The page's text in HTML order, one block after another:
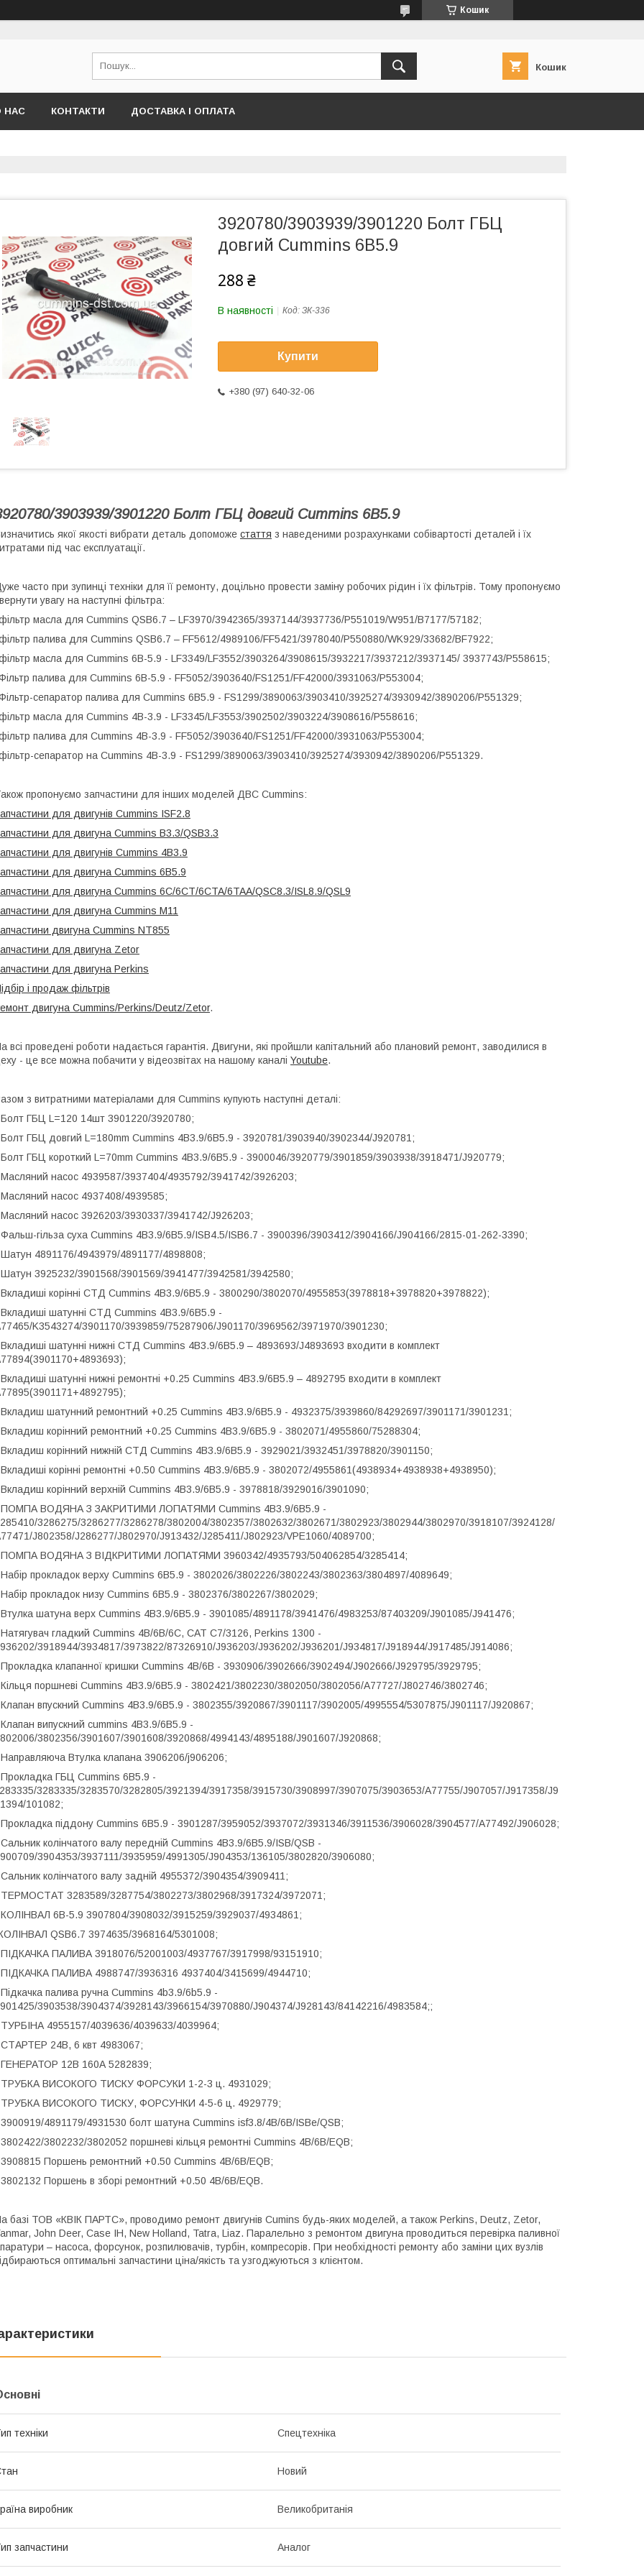
Кошик
Кошик
НАС КОНТАКТИ ДОСТАВКА І ОПЛАТА
3920780/3903939/3901220 Болт ГБЦ
довгий Cummins 6B5.9
288 ₴
В наявності Код: ЗК-336
Купити
+380 (97) 640-32-06
3903939/3901220 Болт ГБЦ довгий Cummins 6B5.9
якої якості вибрати деталь допоможе стаття з наведеними розрахунками собівартості деталей і їх
під час експлуатації.
часто при зупинці техніки для її ремонту, доцільно провести заміну робочих рідин і їх фільтрів. Тому пропонуємо
увагу на наступні фільтра:
масла для Cummins QSB6.7 – LF3970/3942365/3937144/3937736/P551019/W951/B7177/57182;
палива для Cummins QSB6.7 – FF5612/4989106/FF5421/3978040/P550880/WK929/33682/BF7922;
масла для Cummins 6B-5.9 - LF3349/LF3552/3903264/3908615/3932217/3937212/3937145/ 3937743/P558615;
палива для Cummins 6B-5.9 - FF5052/3903640/FS1251/FF42000/3931063/P553004;
сепаратор палива для Cummins 6B5.9 - FS1299/3890063/3903410/3925274/3930942/3890206/P551329;
масла для Cummins 4B-3.9 - LF3345/LF3553/3902502/3903224/3908616/P558616;
палива для Cummins 4B-3.9 - FF5052/3903640/FS1251/FF42000/3931063/P553004;
сепаратор на Cummins 4B-3.9 - FS1299/3890063/3903410/3925274/3930942/3890206/P551329.
пропонуємо запчастини для інших моделей ДВС Cummins:
для двигунів Cummins ISF2.8
для двигуна Cummins B3.3/QSB3.3
для двигунів Cummins 4B3.9
для двигуна Cummins 6B5.9
для двигуна Cummins 6C/6CT/6CTA/6TAA/QSC8.3/ISL8.9/QSL9
для двигуна Cummins M11
двигуна Cummins NT855
для двигуна Zetor
для двигуна Perkins
і продаж фільтрів
двигуна Cummins/Perkins/Deutz/Zetor.
всі проведені роботи надається гарантія. Двигуни, які пройшли капітальний або плановий ремонт, заводилися в
- це все можна побачити у відеозвітах на нашому каналі Youtube.
з витратними матеріалами для Cummins купують наступні деталі:
ГБЦ L=120 14шт 3901220/3920780;
ГБЦ довгий L=180mm Cummins 4B3.9/6B5.9 - 3920781/3903940/3902344/J920781;
ГБЦ короткий L=70mm Cummins 4B3.9/6B5.9 - 3900046/3920779/3901859/3903938/3918471/J920779;
насос 4939587/3937404/4935792/3941742/3926203;
насос 4937408/4939585;
насос 3926203/3930337/3941742/J926203;
гільза суха Cummins 4B3.9/6B5.9/ISB4.5/ISB6.7 - 3900396/3903412/3904166/J904166/2815-01-262-3390;
4891176/4943979/4891177/4898808;
3925232/3901568/3901569/3941477/3942581/3942580;
корінні СТД Cummins 4B3.9/6B5.9 - 3800290/3802070/4955853(3978818+3978820+3978822);
шатунні СТД Cummins 4B3.9/6B5.9 -
K3543274/3901170/3939859/75287906/J901170/3969562/3971970/3901230;
шатунні нижні СТД Cummins 4B3.9/6B5.9 – 4893693/J4893693 входити в комплект
шатунні нижні ремонтні +0.25 Cummins 4B3.9/6B5.9 – 4892795 входити в комплект
шатунний ремонтний +0.25 Cummins 4B3.9/6B5.9 - 4932375/3939860/84292697/3901171/3901231;
корінний ремонтний +0.25 Cummins 4B3.9/6B5.9 - 3802071/4955860/75288304;
корінний нижній СТД Cummins 4B3.9/6B5.9 - 3929021/3932451/3978820/3901150;
корінні ремонтні +0.50 Cummins 4B3.9/6B5.9 - 3802072/4955861(4938934+4938938+4938950);
корінний верхній Cummins 4B3.9/6B5.9 - 3978818/3929016/3901090;
ПОМПА ВОДЯНА З ЗАКРИТИМИ ЛОПАТЯМИ Cummins 4B3.9/6B5.9 -
3286275/3286277/3286278/3802004/3802357/3802632/3802671/3802923/3802944/3802970/3918107/3924128/
J802358/J286277/J802970/J913432/J285411/J802923/VPE1060/4089700;
ПОМПА ВОДЯНА З ВІДКРИТИМИ ЛОПАТЯМИ 3960342/4935793/504062854/3285414;
прокладок верху Cummins 6B5.9 - 3802026/3802226/3802243/3802363/3804897/4089649;
прокладок низу Cummins 6B5.9 - 3802376/3802267/3802029;
шатуна верх Cummins 4B3.9/6B5.9 - 3901085/4891178/3941476/4983253/87403209/J901085/J941476;
гладкий Cummins 4B/6B/6C, CAT C7/3126, Perkins 1300 -
3918944/3934817/3973822/87326910/J936203/J936202/J936201/J934817/J918944/J917485/J914086;
клапанної кришки Cummins 4B/6B - 3930906/3902666/3902494/J902666/J929795/3929795;
поршневі Cummins 4B3.9/6B5.9 - 3802421/3802230/3802050/3802056/A77727/J802746/3802746;
впускний Cummins 4B3.9/6B5.9 - 3802355/3920867/3901117/3902005/4995554/5307875/J901117/J920867;
випускний cummins 4B3.9/6B5.9 -
3802356/3901607/3901608/3920868/4994143/4895188/J901607/J920868;
Втулка клапана 3906206/j906206;
ГБЦ Cummins 6B5.9 -
3283335/3283570/3282805/3921394/3917358/3915730/3908997/3907075/3903653/A77755/J907057/J917358/J9
101082;
піддону Cummins 6B5.9 - 3901287/3959052/3937072/3931346/3911536/3906028/3904577/A77492/J906028;
колінчатого валу передній Cummins 4B3.9/6B5.9/ISB/QSB -
3904353/3937111/3935959/4991305/J904353/136105/3802820/3906080;
колінчатого валу задній 4955372/3904354/3909411;
3283589/3287754/3802273/3802968/3917324/3972071;
6B-5.9 3907804/3908032/3915259/3929037/4934861;
QSB6.7 3974635/3968164/5301008;
ПАЛИВА 3918076/52001003/4937767/3917998/93151910;
ПАЛИВА 4988747/3936316 4937404/3415699/4944710;
палива ручна Cummins 4b3.9/6b5.9 -
3903538/3904374/3928143/3966154/3970880/J904374/J928143/84142216/4983584;;
4955157/4039636/4039633/4039964;
24В, 6 квт 4983067;
12В 160А 5282839;
ТРУБКА ВИСОКОГО ТИСКУ ФОРСУКИ 1-2-3 ц. 4931029;
ТРУБКА ВИСОКОГО ТИСКУ, ФОРСУНКИ 4-5-6 ц. 4929779;
4891179/4931530 болт шатуна Cummins isf3.8/4B/6B/ISBe/QSB;
3802232/3802052 поршневі кільця ремонтні Cummins 4B/6B/EQB;
Поршень ремонтний +0.50 Cummins 4B/6B/EQB;
Поршень в зборі ремонтний +0.50 4B/6B/EQB.
базі ТОВ «КВІК ПАРТС», проводимо ремонт двигунів Cumins будь-яких моделей, а також Perkins, Deutz, Zetor,
John Deer, Case IH, New Holland, Tatra, Liaz. Паралельно з ремонтом двигуна проводиться перевірка паливної
– насоса, форсунок, розпилювачів, турбін, компресорів. При необхідності ремонту або заміни цих вузлів
оптимальні запчастини ціна/якість та узгоджуються з клієнтом.
техніки Спецтехніка
Новий
виробник Великобританія
запчастини Аналог